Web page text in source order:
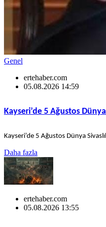
Genel
ertehaber.com
05.08.2026 14:59
Kayseri’de 5 Ağustos
Kayseri’de 5 Ağustos Dünya
Daha fazla
ertehaber.com
05.08.2026 13:55